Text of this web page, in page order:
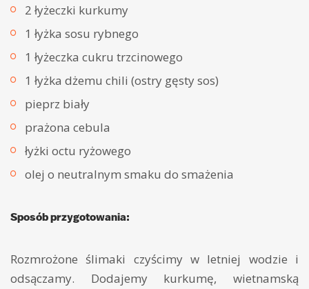
2 łyżeczki kurkumy
1 łyżka sosu rybnego
1 łyżeczka cukru trzcinowego
1 łyżka dżemu chili (ostry gęsty sos)
pieprz biały
prażona cebula
łyżki octu ryżowego
olej o neutralnym smaku do smażenia
Sposób przygotowania:
Rozmrożone ślimaki czyścimy w letniej wodzie i
odsączamy. Dodajemy kurkumę, wietnamską